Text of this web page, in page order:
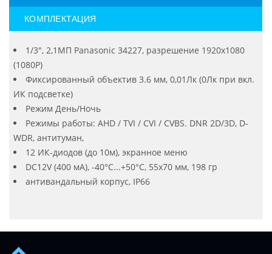
КОМПЛЕКТАЦИЯ
1/3", 2,1МП Panasonic 34227, разрешение 1920х1080
(1080P)
Фиксированный объектив 3.6 мм, 0,01Лк (0Лк при вкл.
ИК подсветке)
Режим День/Ночь
Режимы работы: AHD / TVI / CVI / CVBS. DNR 2D/3D, D-
WDR, антитуман,
12 ИК-диодов (до 10м), экранное меню
DC12V (400 мА), -40°С...+50°С, 55х70 мм, 198 гр
антивандальный корпус, IP66